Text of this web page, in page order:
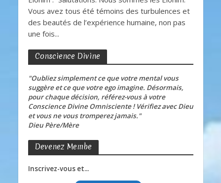
Vous avez tous été témoins des turbulences et
des beautés de l’expérience humaine, non pas
une fois...
Conscience Divine
"Oubliez simplement ce que votre mental vous
suggère et ce que votre ego imagine. Désormais,
pour chaque décision, référez-vous à votre
Conscience Divine Omnisciente ! Vérifiez avec Dieu
et vous ne vous tromperez jamais."
Dieu Père/Mère
Devenez Membe
Inscrivez-vous et...